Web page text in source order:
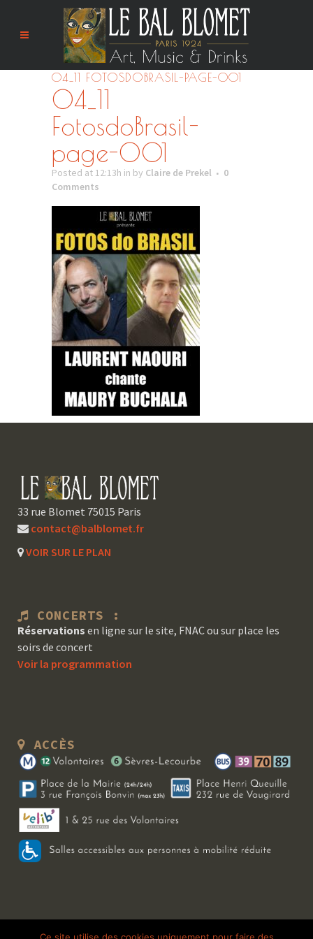
04_11 FOTOSDOBRASIL-PAGE-001
04_11
FotosdoBrasil-
page-001
Posted at 12:13h in by Claire de Prekel
0
Comments
33 rue Blomet 75015 Paris
contact@balblomet.fr
VOIR SUR LE PLAN
CONCERTS :
Réservations en ligne sur le site, FNAC ou sur place les
soirs de concert
Voir la programmation
ACCÈS
Copyright 2026 Le Bal Blomet | Tous droits réservés | Mentions légales